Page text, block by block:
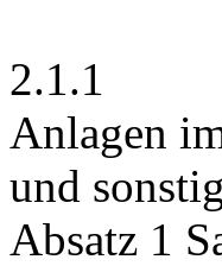
2.1.1
Anlagen
und
Absatz 1